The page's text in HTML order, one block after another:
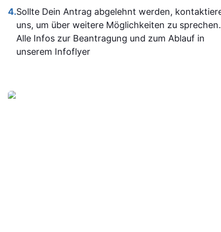
jetzt
sicherer.
4.Sollte Dein Antrag abgelehnt werden,
uns, um über weitere Möglichkeiten zu sprechen.
Alle Infos zur Beantragung und zum Ablauf in
unserem Infoflyer